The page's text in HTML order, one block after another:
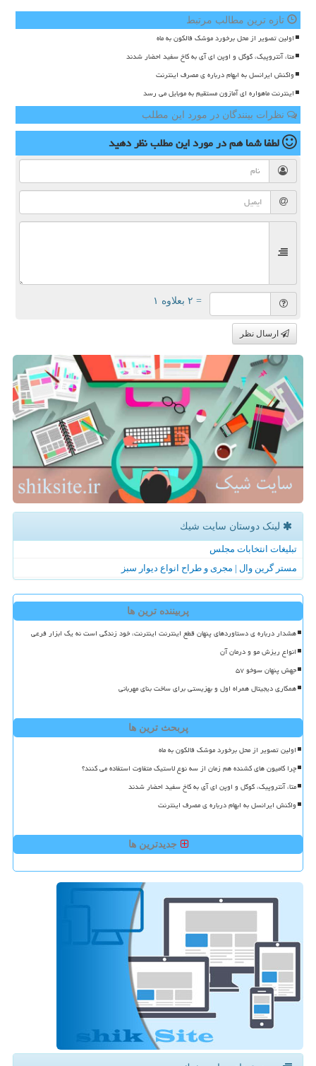
تازه ترین مطالب مرتبط
اولین تصویر از محل برخورد موشک فالکون به ماه
متا، آنتروپیک، گوگل و اوپن ای آی به کاخ سفید احضار شدند
واکنش ایرانسل به ابهام درباره ی مصرف اینترنت
اینترنت ماهواره ای آمازون مستقیم به موبایل می رسد
نظرات بینندگان در مورد این مطلب
لطفا شما همدر مورد این مطلبنظر دهید
= ۲ بعلاوه ۱
ارسال نظر
لینک دوستان سایت شیك
تبلیغات انتخابات مجلس
مستر گرین وال | مجری و طراح انواع دیوار سبز
پربیننده ترین ها
هشدار درباره ی دستاوردهای پنهان قطع اینترنت اینترنت، خود زندگی است نه یک ابزار فرعی
انواع ریزش مو و درمان آن
جهش پنهان سوخو ۵۷
همکاری دیجیتال همراه اول و بهزیستی برای ساخت بنای مهربانی
پربحث ترین ها
اولین تصویر از محل برخورد موشک فالکون به ماه
چرا کامیون های کشنده هم زمان از سه نوع لاستیک متفاوت استفاده می کنند؟
متا، آنتروپیک، گوگل و اوپن ای آی به کاخ سفید احضار شدند
واکنش ایرانسل به ابهام درباره ی مصرف اینترنت
جدیدترین ها